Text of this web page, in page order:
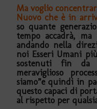
Ma voglio
Nuovo che è in
so quante
tempo accadrà,
andando nella
noi Esseri Umani
sostenuti fin da
meraviglioso
siamo”e quindi in
questo capaci di
al rispetto per